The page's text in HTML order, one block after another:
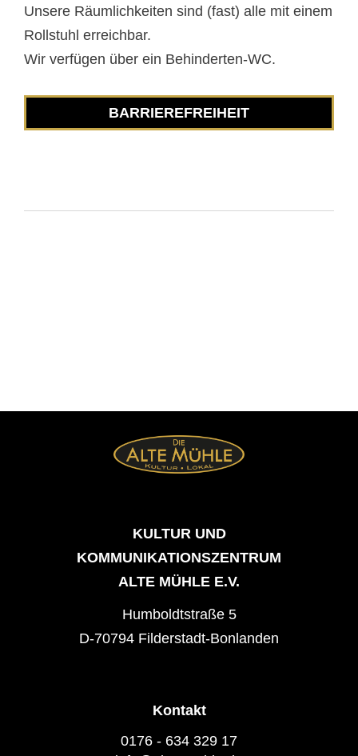
Unsere Räumlichkeiten sind (fast) alle mit einem
Rollstuhl erreichbar.
Wir verfügen über ein Behinderten-WC.
BARRIEREFREIHEIT
KULTUR UND
KOMMUNIKATIONSZENTRUM
ALTE MÜHLE E.V.
Humboldtstraße 5
D-70794 Filderstadt-Bonlanden
Kontakt
0176 - 634 329 17